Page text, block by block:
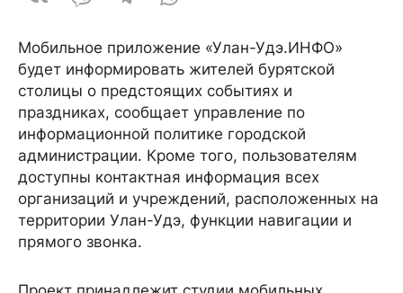
Мобильное приложение «Улан-Удэ.ИНФО»
будет информировать жителей бурятской
столицы о предстоящих событиях и
праздниках, сообщает управление по
информационной политике городской
администрации. Кроме того, пользователям
доступны контактная информация всех
организаций и учреждений, расположенных на
территории Улан-Удэ, функции навигации и
прямого звонка.